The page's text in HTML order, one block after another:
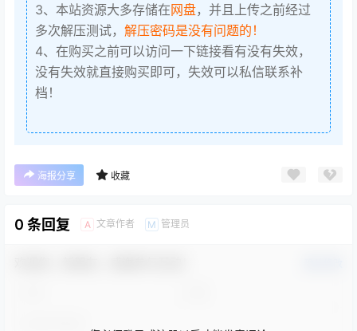
3、本站资源大多存储在网盘，并且上传之前经过
多次解压测试， 解压密码是没有问题的！
4、在购买之前可以访问一下链接看有没有失效，
没有失效就直接购买即可，失效可以私信联系补
档！
海报分享 收藏
0 条回复 A 文章作者 M 管理员